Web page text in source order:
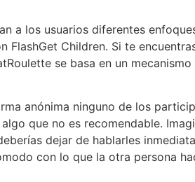
a los usuarios diferentes
Children. Si te
se basa en un
anónima ninguno de los
que no es recomendable.
dejar de hablarles
con lo que la otra persona